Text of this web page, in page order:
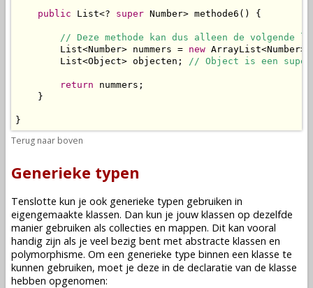
public List<? super Number> methode6() {
// Deze methode kan dus alleen de volgende
        List<Number> nummers =
new
        List<Object> objecten;
// Object is een
return nummers;
    }
}
Terug naar boven
Generieke typen
Tenslotte kun je ook generieke typen gebruiken in
eigengemaakte klassen. Dan kun je jouw klassen op dezelfde
manier gebruiken als collecties en mappen. Dit kan vooral
handig zijn als je veel bezig bent met abstracte klassen en
polymorphisme. Om een generieke type binnen een klasse te
kunnen gebruiken, moet je deze in de declaratie van de klasse
hebben opgenomen: